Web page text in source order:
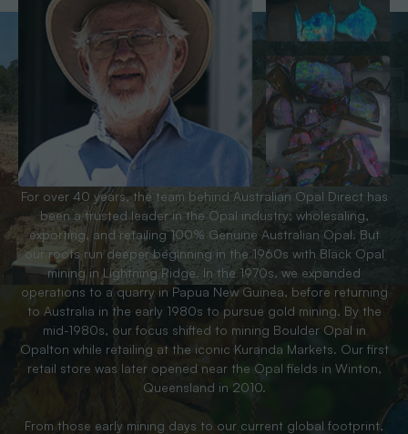
For over 40 years, the team behind Australian Opal Direct has
been a trusted leader in the Opal industry; wholesaling,
exporting, and retailing 100% Genuine Australian Opal. But
our roots run deeper beginning in the 1960s with Black Opal
mining in Lightning Ridge. In the 1970s, we expanded
operations to a quarry in Papua New Guinea, before returning
to Australia in the early 1980s to pursue gold mining. By the
mid-1980s, our focus shifted to mining Boulder Opal in
Opalton while retailing at the iconic Kuranda Markets. Our first
retail store was later opened near the Opal fields in Winton,
Queensland in 2010.
From those early mining days to our current global footprint,